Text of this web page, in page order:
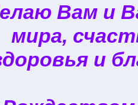
Вам и
мира,
и